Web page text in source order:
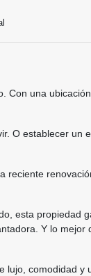
una
O establecer un
esta propiedad
Y lo
comodidad